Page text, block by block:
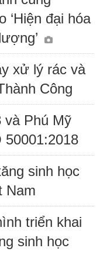
‘Hiện đại hóa
xử lý rác và
Công
và Phú Mỹ
50001:2018
sinh học
Nam
triển khai
sinh học